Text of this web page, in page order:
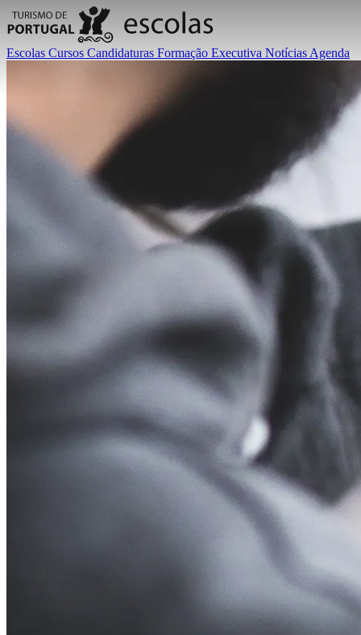
Escolas Cursos Candidaturas Formação Executiva Notícias Agenda